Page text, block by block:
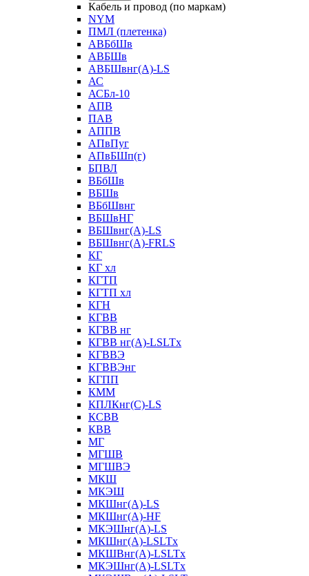
Кабель и провод (по маркам)
NYM
ПМЛ (плетенка)
АВБбШв
АВБШв
АВБШвнг(А)-LS
АС
АСБл-10
АПВ
ПАВ
АППВ
АПвПуг
АПвБШп(г)
БПВЛ
ВБбШв
ВБШв
ВБбШвнг
ВБШвНГ
ВБШвнг(А)-LS
ВБШвнг(А)-FRLS
КГ
КГ хл
КГТП
КГТП хл
КГН
КГВВ
КГВВ нг
КГВВ нг(А)-LSLTx
КГВВЭ
КГВВЭнг
КГПП
КММ
КПЛКнг(C)-LS
КСВВ
КВВ
МГ
МГШВ
МГШВЭ
МКШ
МКЭШ
МКШнг(А)-LS
МКШнг(А)-HF
МКЭШнг(А)-LS
МКШнг(А)-LSLTx
МКШВнг(A)-LSLTx
МКЭШнг(А)-LSLTx